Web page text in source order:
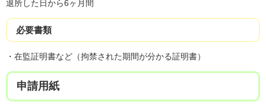
退所した日から6ヶ月間
必要書類
・在監証明書など（拘禁された期間が分かる証明書）
申請用紙